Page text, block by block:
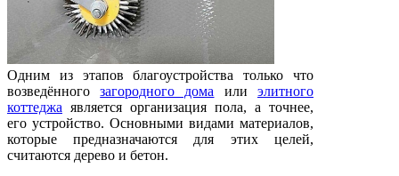
Одним из этапов благоустройства только что
возведённогозагородного дома или элитного
коттеджа является организация пола, а точнее,
его устройство. Основными видами материалов,
которые предназначаются для этих целей,
считаются дерево и бетон.